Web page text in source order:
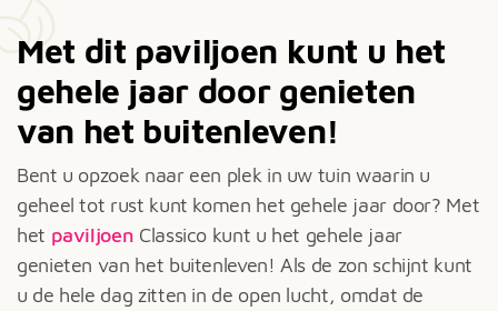
Met dit paviljoen kunt u het
gehele jaar door genieten
van het buitenleven!
Bent u opzoek naar een plek in uw tuin waarin u
geheel tot rust kunt komen het gehele jaar door? Met
het paviljoen Classico kunt u het gehele jaar
genieten van het buitenleven! Als de zon schijnt kunt
u de hele dag zitten in de open lucht, omdat de